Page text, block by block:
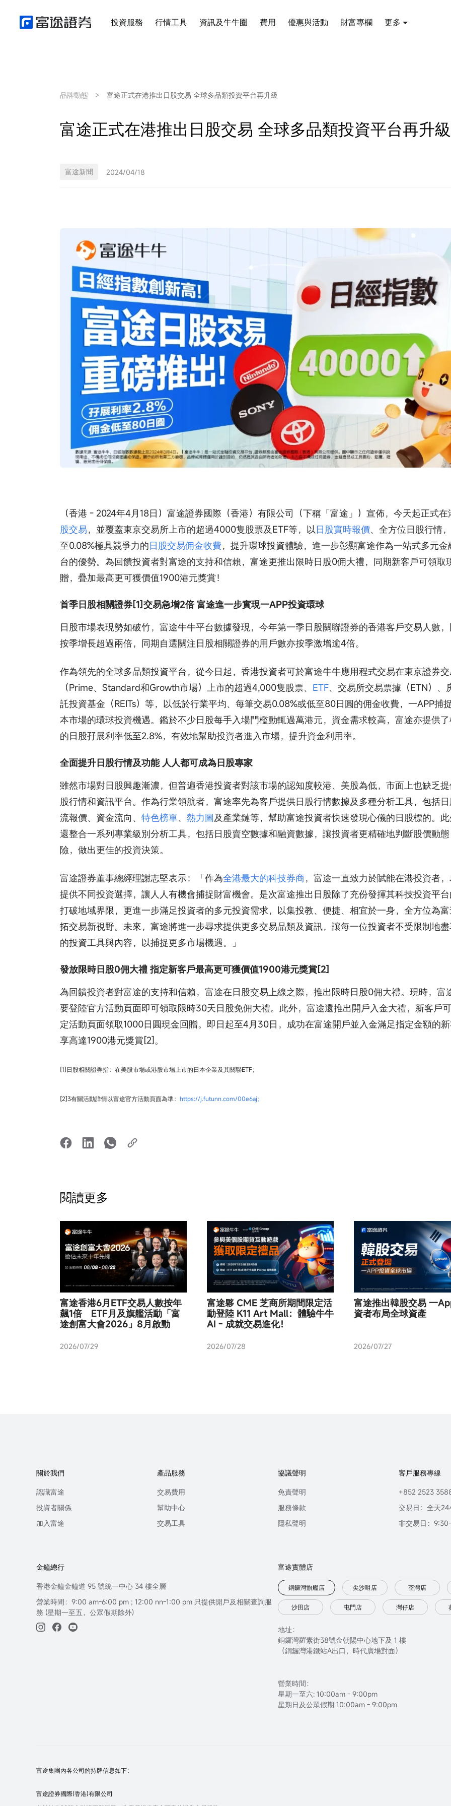
投資服務 行情工具 資訊及牛牛圈 費用 優惠與活動 財富專欄 更多
品牌動態 > 富途正式在港推出日股交易 全球多品類投資平台再升級
富途正式在港推出日股交易 全球多品類投資平台再升級
富途新聞 2024/04/18
（香港 - 2024年4月18日）富途證券國際（香港）有限公司（下稱「富途」）宣佈，今天起正式在
股交易，並覆蓋東京交易所上市的超過4000隻股票及ETF等，以日股實時報價、全方位日股行情
至0.08%極具競爭力的日股交易佣金收費，提升環球投資體驗，進一步彰顯富途作為一站式多元
台的優勢。為回饋投資者對富途的支持和信賴，富途更推出限時日股0佣大禮，同期新客戶可領取
贈，疊加最高更可獲價值1900港元獎賞！
首季日股相關證券[1]交易急增2倍 富途進一步實現一APP投資環球
日股市場表現勢如破竹，富途牛牛平台數據發現，今年第一季日股關聯證券的香港客戶交易人數
按季增長超過兩倍，同期自選關注日股相關證券的用戶數亦按季激增逾4倍。
作為領先的全球多品類投資平台，從今日起，香港投資者可於富途牛牛應用程式交易在東京證券
（Prime、Standard和Growth市場）上市的超過4,000隻股票、 ETF、交易所交易票據（ETN）、
託投資基金（REITs）等，以低於行業平均、每筆交易0.08%或低至80日圓的佣金收費，一APP捕
本市場的環球投資機遇。鑑於不少日股每手入場門檻動輒過萬港元，資金需求較高，富途亦提供
的日股孖展利率低至2.8%，有效地幫助投資者進入市場，提升資金利用率。
全面提升日股行情及功能 人人都可成為日股專家
雖然市場對日股興趣漸濃，但普遍香港投資者對該市場的認知度較港、美股為低，市面上也缺乏
股行情和資訊平台。作為行業領航者，富途率先為客戶提供日股行情數據及多種分析工具，包括
流報價、資金流向、 特色榜單、 熱力圖及產業鏈等，幫助富途投資者快速發現心儀的日股標的。
還整合一系列專業級別分析工具，包括日股賣空數據和融資數據，讓投資者更精確地判斷股價動
險，做出更佳的投資決策。
富途證券董事總經理謝志堅表示：「作為全港最大的科技券商，富途一直致力於賦能在港投資者
提供不同投資選擇，讓人人有機會捕捉財富機會。是次富途推出日股除了充份發揮其科技投資平
打破地域界限，更進一步滿足投資者的多元投資需求，以集投教、便捷、相宜於一身，全方位為
拓交易新視野。未來，富途將進一步尋求提供更多交易品類及資訊，讓每一位投資者不受限制地
的投資工具與內容，以捕捉更多市場機遇。」
發放限時日股0佣大禮 指定新客戶最高更可獲價值1900港元獎賞[2]
為回饋投資者對富途的支持和信賴，富途在日股交易上線之際，推出限時日股0佣大禮。現時，富
要登陸官方活動頁面即可領取限時30天日股免佣大禮。此外，富途還推出開戶入金大禮，新客戶
定活動頁面領取1000日圓現金回贈。即日起至4月30日，成功在富途開戶並入金滿足指定金額的
享高達1900港元獎賞[2]。
[1]日股相關證券指：在美股市場或港股市場上市的日本企業及其關聯ETF；
[2]3有關活動詳情以富途官方活動頁面為準： https://j.futunn.com/00e6aj；
閱讀更多
富途香港6月ETF交易人數按年
飆1倍 ETF月及旗艦活動「富
途創富大會2026」8月啟動
2026/07/29
富途夥 CME 芝商所期間限定活
動登陸 K11 Art Mall：體驗牛牛
AI - 成就交易進化！
2026/07/28
富途推出韓股交易 一
資者布局全球資產
2026/07/27
關於我們
認識富途
投資者關係
加入富途
產品服務
交易費用
幫助中心
交易工具
協議聲明
免責聲明
服務條款
隱私聲明
客戶服務專線
+852 2523
交易日：全天24
非交易日：
金鐘總行
香港金鐘金鐘道 95 號統一中心 34 樓全層
營業時間：9:00 am-6:00 pm ; 12:00 nn-1:00 pm 只提供開戶及相關查詢服
務 (星期一至五，公眾假期除外)
富途實體店
銅鑼灣旗艦店 尖沙咀店 荃灣店
沙田店 屯門店 灣仔店
地址：
銅鑼灣羅素街38號金朝陽中心地下及 1 樓
（銅鑼灣港鐵站A出口，時代廣場對面）
營業時間：
星期一至六: 10:00am - 9:00pm
星期日及公眾假期 10:00am - 9:00pm
富途集團內各公司的持牌信息如下：
富途證券國際(香港)有限公司